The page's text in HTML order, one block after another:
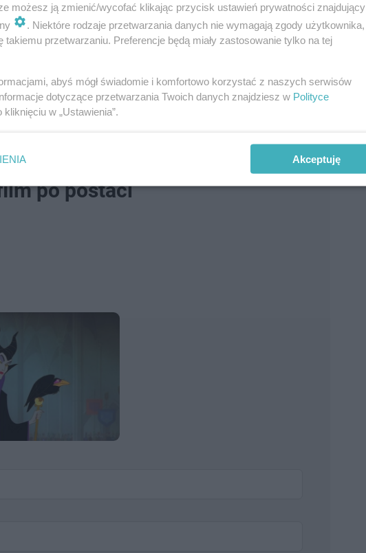
uniwersum wDisney+
, takich jak "Król Lew" (1994), "Król
koncert "Król Lew w Hollywood Bowl".(informacja
po postaci
możesz ją zmienić/wycofać klikając przycisk ustawień prywatności znajdujący
. Niektóre rodzaje przetwarzania danych nie wymagają zgody użytkownika,
przetwarzaniu. Preferencje będą miały zastosowanie tylko na tej
abyś mógł świadomie i komfortowo korzystać z naszych serwisów
dotyczące przetwarzania Twoich danych znajdziesz w Polityce
kliknięciu w „Ustawienia”.
Akceptuję